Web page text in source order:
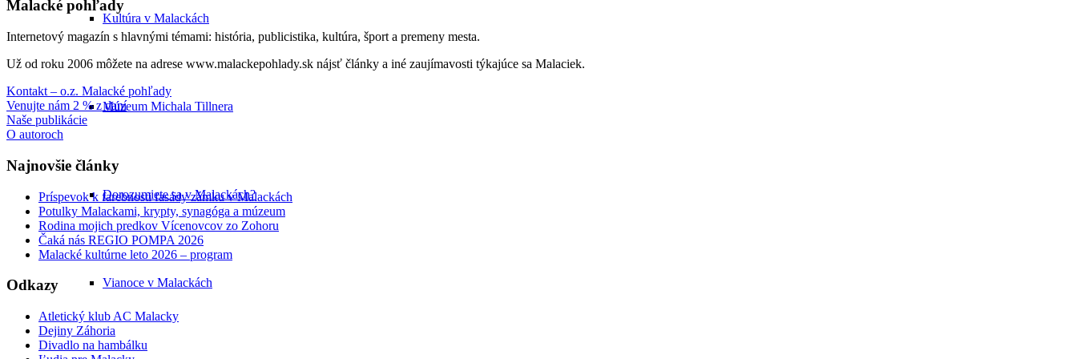
Kultúra v Malackách
Múzeum Michala Tillnera
Dorozumiete sa v Malackách?
Vianoce v Malackách
Malacké pohľady
Internetový magazín s hlavnými témami: história, publicistika, kultúra, šport a premeny mesta.
Už od roku 2006 môžete na adrese www.malackepohlady.sk nájsť články a iné zaujímavosti týkajúce sa Malaciek.
Kontakt – o.z. Malacké pohľady
Venujte nám 2 % z daní
Naše publikácie
O autoroch
Najnovšie články
Príspevok k farebnosti fasády zámku v Malackách
Potulky Malackami, krypty, synagóga a múzeum
Rodina mojich predkov Vícenovcov zo Zohoru
Čaká nás REGIO POMPA 2026
Malacké kultúrne leto 2026 – program
Odkazy
Atletický klub AC Malacky
Dejiny Záhoria
Divadlo na hambálku